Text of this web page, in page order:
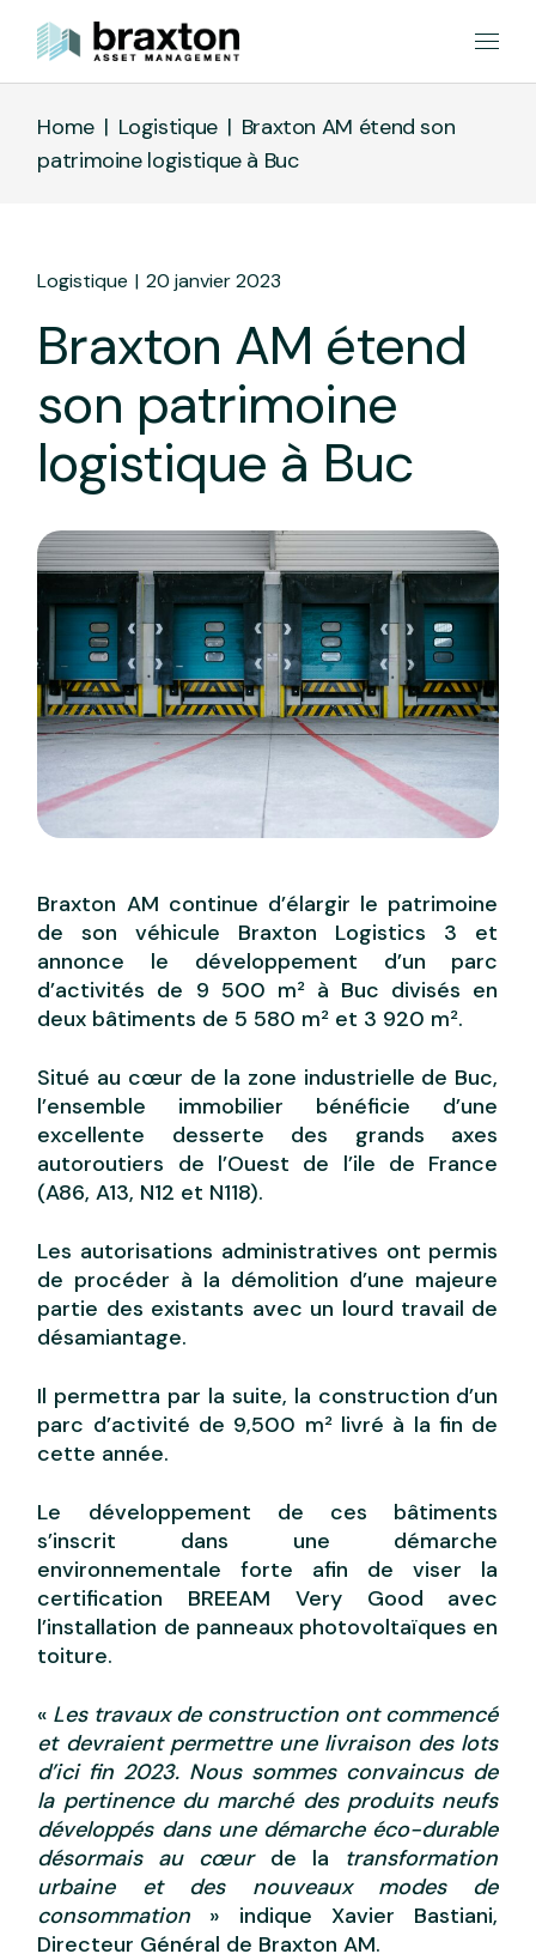
Home Logistique
Braxton AM étend son
patrimoine logistique à Buc
Logistique 20 janvier 2023
Braxton AM étend
son patrimoine
logistique à Buc
Braxton AM continue d’élargir le patrimoine
de son véhicule Braxton Logistics 3 et
annonce le développement d’un parc
d’activités de 9 500 m² à Buc divisés en
deux bâtiments de 5 580 m² et 3 920 m².
Situé au cœur de la zone industrielle de Buc,
l’ensemble immobilier bénéficie d’une
excellente desserte des grands axes
autoroutiers de l’Ouest de l’ile de France
(A86, A13, N12 et N118).
Les autorisations administratives ont permis
de procéder à la démolition d’une majeure
partie des existants avec un lourd travail de
désamiantage.
Il permettra par la suite, la construction d’un
parc d’activité de 9,500 m² livré à la fin de
cette année.
Le développement de ces bâtiments
s’inscrit dans une démarche
environnementale forte afin de viser la
certification BREEAM Very Good avec
l’installation de panneaux photovoltaïques en
toiture.
« Les travaux de construction ont commencé
et devraient permettre une livraison des lots
d’ici fin 2023. Nous sommes convaincus de
la pertinence du marché des produits neufs
développés dans une démarche éco-durable
désormais au cœurde la transformation
urbaine et des nouveaux modes de
consommation » indique Xavier Bastiani,
Directeur Général de Braxton AM.